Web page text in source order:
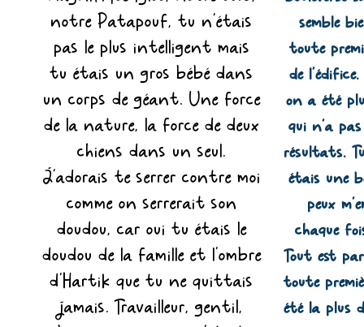
notre Patapouf, tu n'étais
pas le plus intelligent mais
tu étais un gros bébé dans
un corps de géant. Une force
de la nature, la force de deux
chiens dans un seul.
J'adorais te serrer contre moi
comme on serrerait son
doudou, car oui tu étais le
doudou de la famille et l'ombre
d'Hartik que tu ne quittais
jamais. Travailleur, gentil,
semble
toute
de
on a été
qui n’a
résultats.
étais une
peux
chaque
Tout est
toute
été la plus